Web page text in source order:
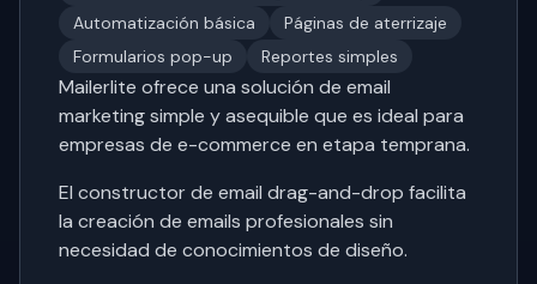
Automatización básica
Páginas de aterrizaje
Formularios pop-up
Reportes simples
Mailerlite ofrece una solución de email
marketing simple y asequible que es ideal para
empresas de e-commerce en etapa temprana.
El constructor de email drag-and-drop facilita
la creación de emails profesionales sin
necesidad de conocimientos de diseño.